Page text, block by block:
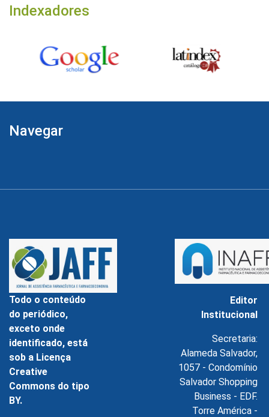
Indexadores
Navegar
Todo o conteúdo
do periódico,
exceto onde
identificado, está
sob a Licença
Creative
Commons do tipo
BY.
Editor
Institucional
Secretaria:
Alameda Salvador,
1057 - Condomínio
Salvador Shopping
Business - EDF.
Torre América -